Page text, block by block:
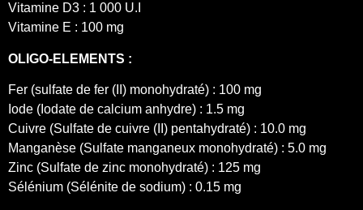
Vitamine D3 : 1 000 U.I
Vitamine E : 100 mg
OLIGO-ELEMENTS :
Fer (sulfate de fer (II) monohydraté) : 100 mg
Iode (Iodate de calcium anhydre) : 1.5 mg
Cuivre (Sulfate de cuivre (II) pentahydraté) : 10.0 mg
Manganèse (Sulfate manganeux monohydraté) : 5.0 mg
Zinc (Sulfate de zinc monohydraté) : 125 mg
Sélénium (Sélénite de sodium) : 0.15 mg